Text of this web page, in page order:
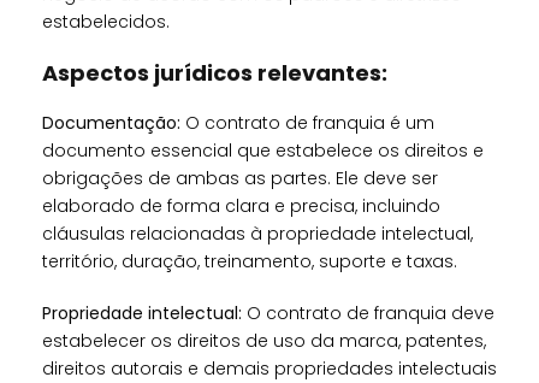
estabelecidos.
Aspectos jurídicos relevantes:
Documentação: O contrato de franquia é um
documento essencial que estabelece os direitos e
obrigações de ambas as partes. Ele deve ser
elaborado de forma clara e precisa, incluindo
cláusulas relacionadas à propriedade intelectual,
território, duração, treinamento, suporte e taxas.
Propriedade intelectual: O contrato de franquia deve
estabelecer os direitos de uso da marca, patentes,
direitos autorais e demais propriedades intelectuais